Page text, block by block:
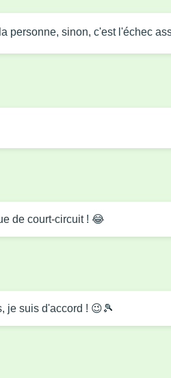
personne, sinon, c'est l'échec
de court-circuit ! 😂
je suis d'accord ! 😉🎾